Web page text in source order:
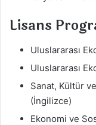
Lisans
Uluslararası
Uluslararası
Sanat, Kültür
(İngilizce)
Ekonomi ve